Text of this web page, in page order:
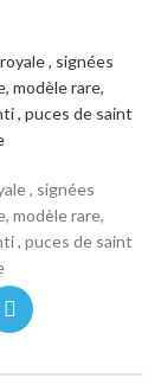
, signées
modèle rare,
, puces de saint